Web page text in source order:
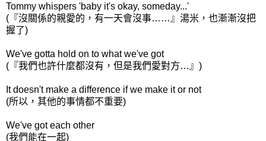
Tommy whispers 'baby it's okay, someday...'
(『沒關係的親愛的，有一天會沒事……』湯米，也漸漸沒把
握了)
We've gotta hold on to what we've got
(『我們也許什麼都沒有，但是我們愛對方…』)
It doesn't make a difference if we make it or not
(所以，其他的事情都不重要)
We've got each other
(我們能在一起)